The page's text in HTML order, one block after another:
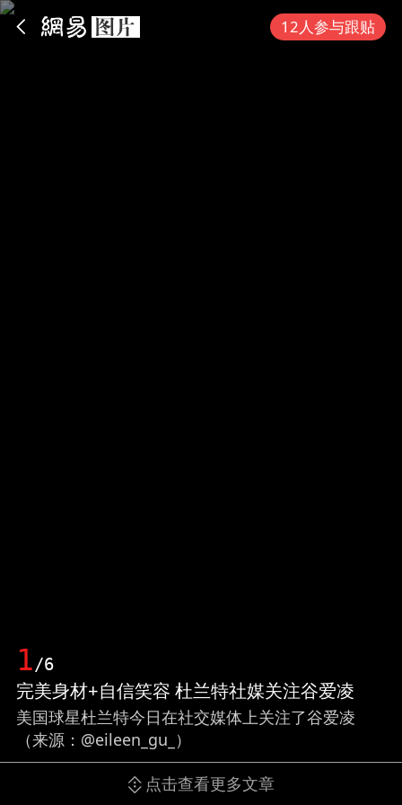
12人参与跟贴
1/6
完美身材+自信笑容 杜兰特社媒关注谷爱凌
美国球星杜兰特今日在社交媒体上关注了谷爱凌
（来源：@eileen_gu_）
点击查看更多文章
App内打开